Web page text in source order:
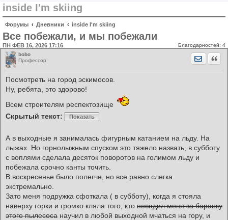
inside I'm skiing
Форумы Дневники inside I'm skiing
Все побежали, и мы побежали
Благодарностей: 4
ПН ФЕВ 16, 2026 17:16
bobo
Профессор
Посмотреть на город эскимосов.
Ну, ребята, это здорово!
Всем строителям респектозище
Скрытый текст:
Показать
А в выходные я занималась фигурным катанием на льду. На
лыжах. Но горнолыжным спуском это тяжело назвать, в субботу
с воплями сделала десяток поворотов на голимом льду и
побежала срочно канты точить.
В воскресенье было полегче, но все равно слегка
экстремально.
Зато меня подружка сфоткала ( в субботу), когда я стояла
наверху горки и громко кляла того, кто посадил меня за баранку
этого пылесоса научил в любой выходной мчаться на гору, и